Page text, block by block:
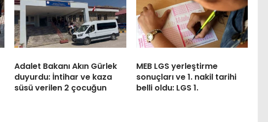
Adalet Bakanı Akın Gürlek
duyurdu: İntihar ve kaza
süsü verilen 2 çocuğun
MEB LGS yerleştirme
sonuçları ve 1. nakil tarihi
belli oldu: LGS 1.